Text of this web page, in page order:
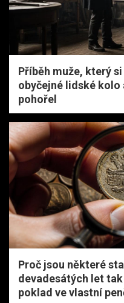
Příběh muže, který
obyčejné lidské kolo
pohořel
Proč jsou některé
devadesátých let
poklad ve vlastní